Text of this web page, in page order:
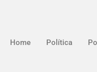
Home Política